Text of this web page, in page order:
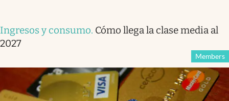
Ingresos y consumo. Cómo llega la clase media al
2027
Members